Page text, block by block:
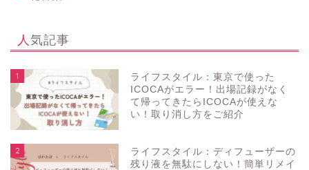
人気記事
1
ライフスタイル：東京で使った
ICOCAがエラー！出場記録がなく
て帰ってきたらICOCAが使えな
い！取り消し方をご紹介
2
ライフスタイル：ディフューザーの
残り液を無駄にしない！簡単リメイ